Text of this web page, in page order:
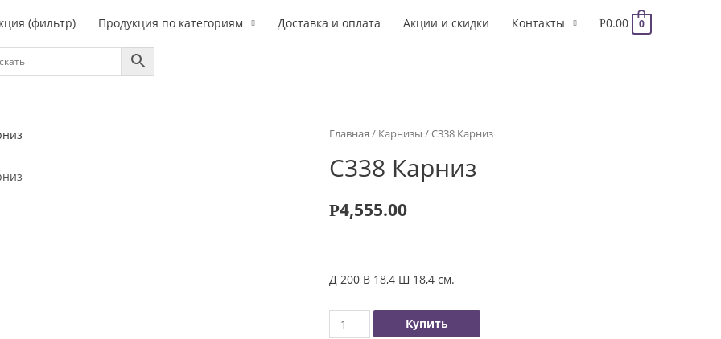
(фильтр) Продукция по категориям Доставка и оплата Акции и скидки Контакты Р0.00 0
Главная / Карнизы / C338 Карниз
C338 Карниз
Р4,555.00
Д 200 В 18,4 Ш 18,4 см.
Количество
Купить